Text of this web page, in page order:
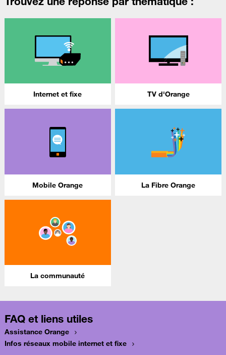
Internet et fixe TV d'Orange
Mobile Orange La Fibre Orange
La communauté
FAQ et liens utiles
Assistance Orange
Infos réseaux mobile internet et fixe